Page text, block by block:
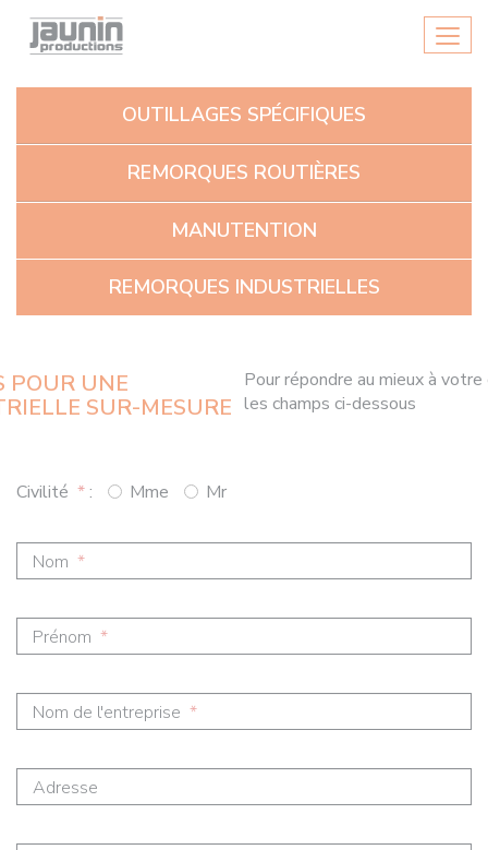
Menu
OUTILLAGES SPÉCIFIQUES
REMORQUES ROUTIÈRES
MANUTENTION
REMORQUES INDUSTRIELLES
POUR UNE
SUR-MESURE
Pour répondre au mieux à
les champs ci-dessous
*: Mme Mr
*
*
*